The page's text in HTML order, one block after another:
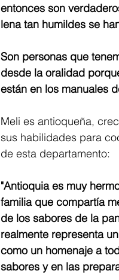
entonces son
lena tan humildes se
Son personas que
desde la oralidad
están en los manuales
Meli es antioqueña,
sus habilidades para
de esta departamento:
"Antioquia es muy
familia que compartía
de los sabores de la
realmente representa
como un homenaje a
sabores y en las